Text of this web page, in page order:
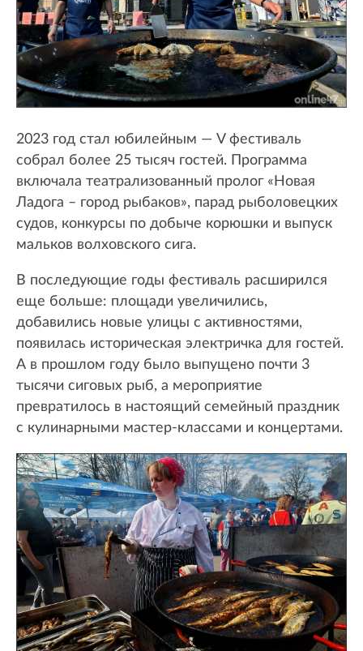
2023 год стал юбилейным — V фестиваль
собрал более 25 тысяч гостей. Программа
включала театрализованный пролог «Новая
Ладога – город рыбаков», парад рыболовецких
судов, конкурсы по добыче корюшки и выпуск
мальков волховского сига.
В последующие годы фестиваль расширился
еще больше: площади увеличились,
добавились новые улицы с активностями,
появилась историческая электричка для гостей.
А в прошлом году было выпущено почти 3
тысячи сиговых рыб, а мероприятие
превратилось в настоящий семейный праздник
с кулинарными мастер-классами и концертами.